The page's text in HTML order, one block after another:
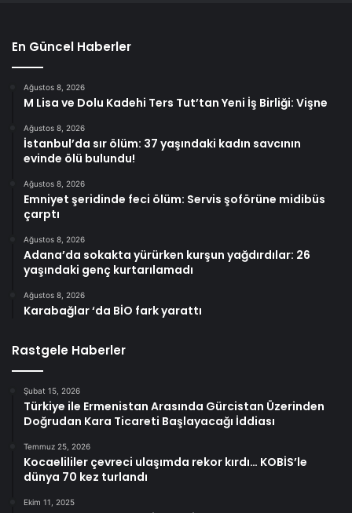
En Güncel Haberler
Ağustos 8, 2026
M Lisa ve Dolu Kadehi Ters Tut’tan Yeni İş Birliği: Vişne
Ağustos 8, 2026
İstanbul’da sır ölüm: 37 yaşındaki kadın savcının
evinde ölü bulundu!
Ağustos 8, 2026
Emniyet şeridinde feci ölüm: Servis şoförüne midibüs
çarptı
Ağustos 8, 2026
Adana’da sokakta yürürken kurşun yağdırdılar: 26
yaşındaki genç kurtarılamadı
Ağustos 8, 2026
Karabağlar ‘da BİO fark yarattı
Rastgele Haberler
Şubat 15, 2026
Türkiye ile Ermenistan Arasında Gürcistan Üzerinden
Doğrudan Kara Ticareti Başlayacağı İddiası
Temmuz 25, 2026
Kocaelililer çevreci ulaşımda rekor kırdı… KOBİS’le
dünya 70 kez turlandı
Ekim 11, 2025